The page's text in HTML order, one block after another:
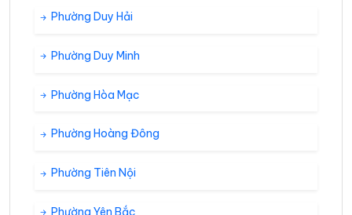
Phường Duy Hải
Phường Duy Minh
Phường Hòa Mạc
Phường Hoàng Đông
Phường Tiên Nội
Phường Yên Bắc